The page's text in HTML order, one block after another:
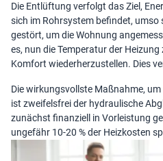
Die Entlüftung verfolgt das Ziel,
sich im Rohrsystem befindet,
gestört, um die Wohnung
es, nun die Temperatur der
Komfort wiederherzustellen. Dies
Die wirkungsvollste Maßnahme,
ist zweifelsfrei der hydraulische
zunächst finanziell in Vorleistung
ungefähr 10-20 % der Heizkosten